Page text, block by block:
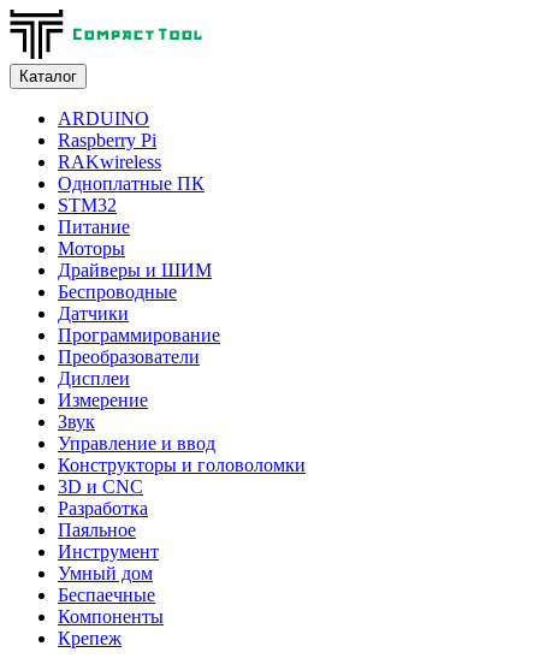
Каталог
ARDUINO
Raspberry Pi
RAKwireless
Одноплатные ПК
STM32
Питание
Моторы
Драйверы и ШИМ
Беспроводные
Датчики
Программирование
Преобразователи
Дисплеи
Измерение
Звук
Управление и ввод
Конструкторы и головоломки
3D и CNC
Разработка
Паяльное
Инструмент
Умный дом
Беспаечные
Компоненты
Крепеж